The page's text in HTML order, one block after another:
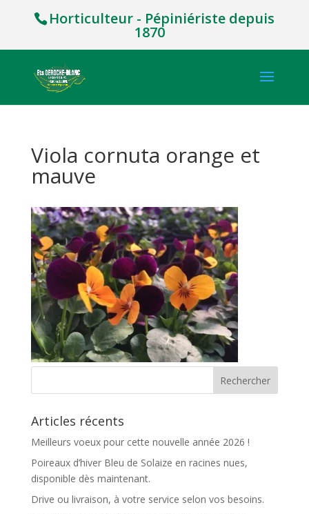
Horticulteur - Pépiniériste depuis
1870
Viola cornuta orange et
mauve
Articles récents
Meilleurs voeux pour cette nouvelle année 2026 !
Poireaux d’hiver Bleu de Solaize en racines nues,
disponible dès maintenant.
Drive ou livraison, à votre service selon vos besoins.